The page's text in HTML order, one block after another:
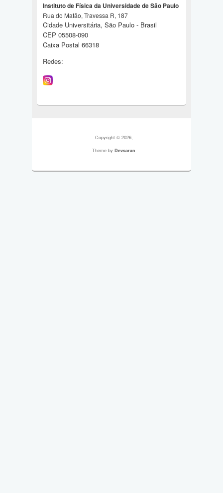
Instituto de Física da Universidade de São Paulo
Rua do Matão, Travessa R, 187
Cidade Universitária, São Paulo - Brasil
CEP 05508-090
Caixa Postal 66318
Redes:
Copyright © 2026,
Theme byDevsaran